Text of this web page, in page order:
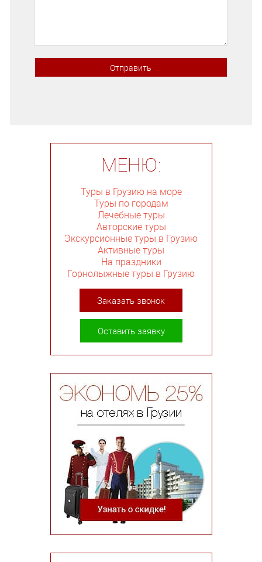
МЕНЮ:
Туры в Грузию на море
Туры по городам
Лечебные туры
Авторские туры
Экскурсионные туры в Грузию
Активные туры
На праздники
Горнолыжные туры в Грузию
Заказать звонок
Оставить заявку